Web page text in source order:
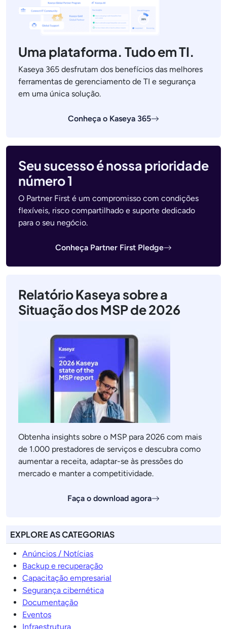
Uma plataforma. Tudo em TI.
Kaseya 365 desfrutam dos benefícios das melhores
ferramentas de gerenciamento de TI e segurança
em uma única solução.
Conheça o Kaseya 365
Seu sucesso é nossa prioridade
número 1
O Partner First é um compromisso com condições
flexíveis, risco compartilhado e suporte dedicado
para o seu negócio.
Conheça Partner First Pledge
Relatório Kaseya sobre a
Situação dos MSP de 2026
Obtenha insights sobre o MSP para 2026 com mais
de 1.000 prestadores de serviços e descubra como
aumentar a receita, adaptar-se às pressões do
mercado e manter a competitividade.
Faça o download agora
EXPLORE AS CATEGORIAS
Anúncios / Notícias
Backup e recuperação
Capacitação empresarial
Segurança cibernética
Documentação
Eventos
Infraestrutura